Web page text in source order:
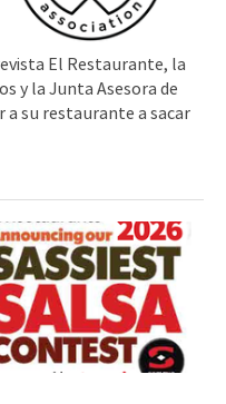
El Restaurante, la
y la Junta Asesora de
a su restaurante a sacar